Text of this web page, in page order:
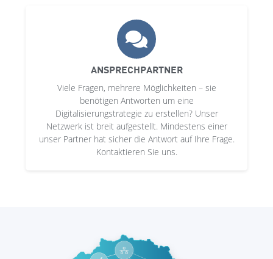
ANSPRECHPARTNER
Viele Fragen, mehrere Möglichkeiten – sie
benötigen Antworten um eine
Digitalisierungstrategie zu erstellen? Unser
Netzwerk ist breit aufgestellt. Mindestens einer
unser Partner hat sicher die Antwort auf Ihre Frage.
Kontaktieren Sie uns.